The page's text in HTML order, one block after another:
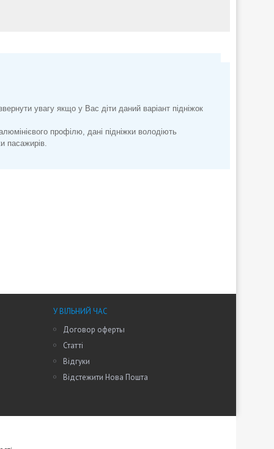
увагу якщо у Вас діти даний варіант підніжок
профілю, дані підніжки володіють
пасажирів.
У ВІЛЬНИЙ ЧАС
Договор оферты
Статті
Відгуки
Відстежити Нова Пошта